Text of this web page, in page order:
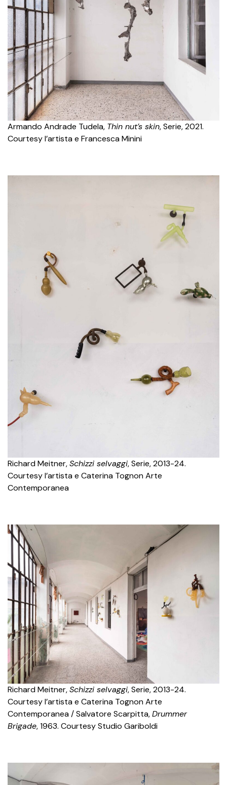
Armando Andrade Tudela, Thin nut’s skin, Serie, 2021.
Courtesy l’artista e Francesca Minini
Richard Meitner,Schizzi selvaggi, Serie, 2013-24.
Courtesy l’artista e Caterina Tognon Arte
Contemporanea
Richard Meitner,Schizzi selvaggi, Serie, 2013-24.
Courtesy l’artista e Caterina Tognon Arte
Contemporanea / Salvatore Scarpitta,Drummer
Brigade, 1963. Courtesy Studio Gariboldi